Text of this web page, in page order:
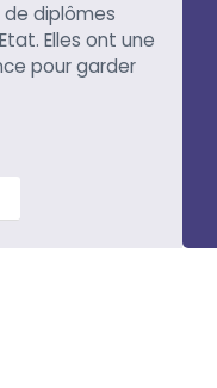
diplômes
Elles ont une
pour garder